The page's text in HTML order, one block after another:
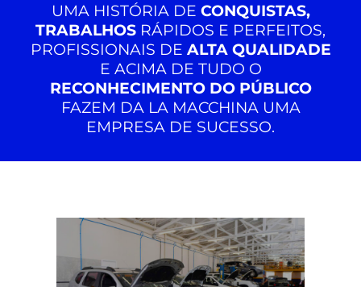
UMA HISTÓRIA DE CONQUISTAS,
TRABALHOS RÁPIDOS E PERFEITOS,
PROFISSIONAIS DE ALTA QUALIDADE
E ACIMA DE TUDO O
RECONHECIMENTO DO PÚBLICO
FAZEM DA LA MACCHINA UMA
EMPRESA DE SUCESSO.